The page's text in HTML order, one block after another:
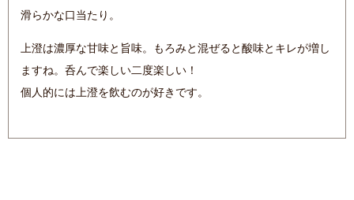
滑らかな口当たり。
上澄は濃厚な甘味と旨味。もろみと混ぜると酸味とキレが増し
ますね。呑んで楽しい二度楽しい！
個人的には上澄を飲むのが好きです。